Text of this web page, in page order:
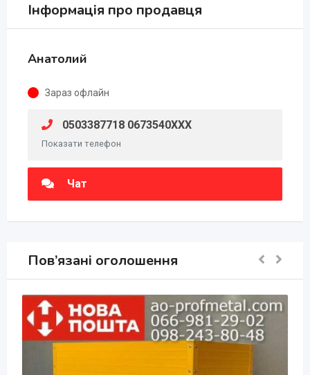
Інформація про продавця
Анатолий
Зараз офлайн
0503387718 0673540XXX
Показати телефон
Чат
Пов’язані оголошення